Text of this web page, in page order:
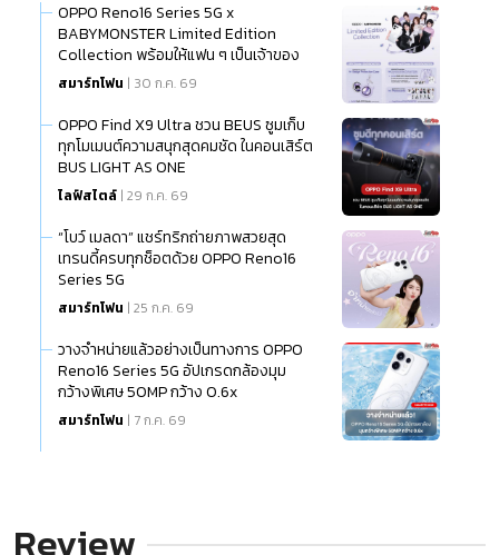
OPPO Reno16 Series 5G x
BABYMONSTER Limited Edition
Collection พร้อมให้แฟน ๆ เป็นเจ้าของ
แล้ว
สมาร์ทโฟน | 30 ก.ค. 69
OPPO Find X9 Ultra ชวน BEUS ซูมเก็บ
ทุกโมเมนต์ความสนุกสุดคมชัด ในคอนเสิร์ต
BUS LIGHT AS ONE
ไลฟ์สไตล์ | 29 ก.ค. 69
“โบว์ เมลดา” แชร์ทริกถ่ายภาพสวยสุด
เทรนดี้ครบทุกช็อตด้วย OPPO Reno16
Series 5G
สมาร์ทโฟน | 25 ก.ค. 69
วางจำหน่ายแล้วอย่างเป็นทางการ OPPO
Reno16 Series 5G อัปเกรดกล้องมุม
กว้างพิเศษ 50MP กว้าง 0.6x
สมาร์ทโฟน | 7 ก.ค. 69
Review